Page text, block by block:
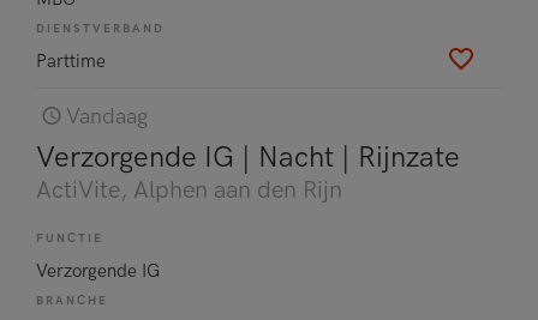
DIENSTVERBAND
Parttime
Vandaag
Verzorgende IG | Nacht | Rijnzate
ActiVite, Alphen aan den Rijn
FUNCTIE
Verzorgende IG
BRANCHE